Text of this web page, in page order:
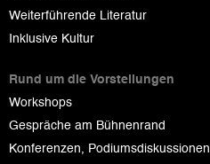
Weiterführende Literatur
Inklusive Kultur
Rund um die Vorstellungen
Workshops
Gespräche am Bühnenrand
Konferenzen, Podiumsdiskussionen